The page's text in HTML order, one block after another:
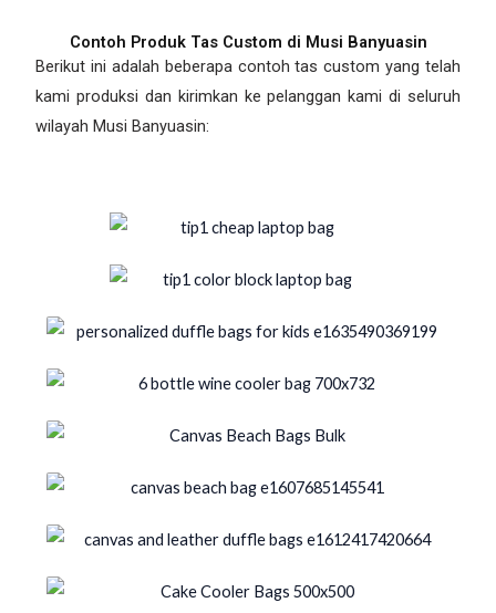
Contoh Produk Tas Custom di Musi Banyuasin
Berikut ini adalah beberapa contoh tas custom yang telah
kami produksi dan kirimkan ke pelanggan kami di seluruh
wilayah Musi Banyuasin: